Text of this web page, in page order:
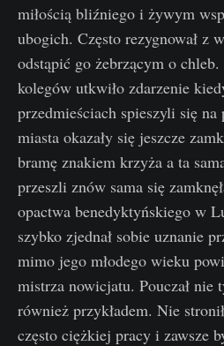
miłością bliźniego i żywym
ubogich. Często rezygnował z
odstąpić go żebrzącym o
kolegów utkwiło zdarzenie
przedmieściach spieszyli się na
miasta okazały się jeszcze
bramę znakiem krzyża a ta
przeszli znów sama się
opactwa benedyktyńskiego w
szybko zjednał sobie uznanie
mimo jego młodego wieku
mistrza nowicjatu. Pouczał nie
również przykładem. Nie
często ciężkiej pracy i zawsze